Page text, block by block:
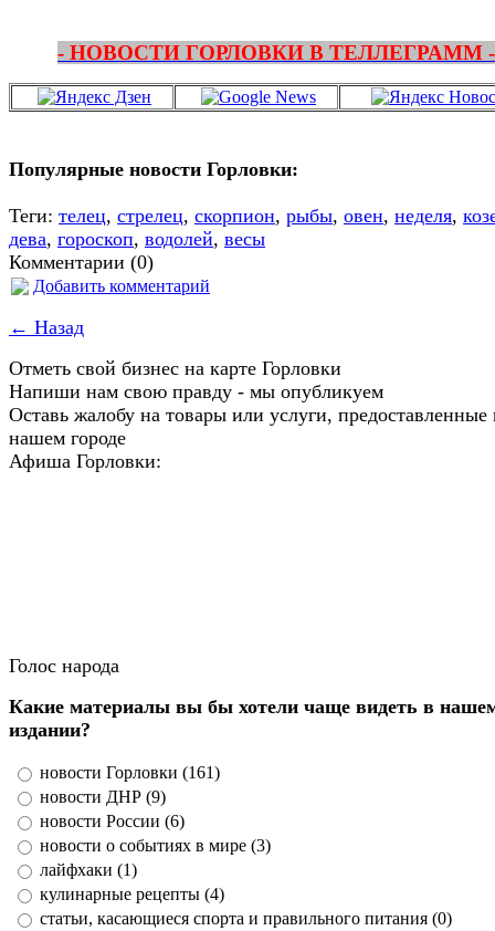
- НОВОСТИ ГОРЛОВКИ В ТЕЛЛЕГРАММ -
Популярные новости Горловки:
Теги: телец, стрелец, скорпион, рыбы, овен, неделя,
дева, гороскоп, водолей, весы
Комментарии (0)
Добавить комментарий
← Назад
Отметь свой бизнес на карте Горловки
Напиши нам свою правду - мы опубликуем
Оставь жалобу на товары или услуги, предоставленные
нашем городе
Афиша Горловки:
Голос народа
Какие материалы вы бы хотели чаще видеть в
издании?
новости Горловки (161)
новости ДНР (9)
новости России (6)
новости о событиях в мире (3)
лайфхаки (1)
кулинарные рецепты (4)
статьи, касающиеся спорта и правильного питания (0)